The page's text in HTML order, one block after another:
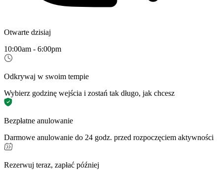
Otwarte dzisiaj
10:00am - 6:00pm
Odkrywaj w swoim tempie
Wybierz godzinę wejścia i zostań tak długo, jak chcesz
Bezpłatne anulowanie
Darmowe anulowanie do 24 godz. przed rozpoczęciem aktywności
Rezerwuj teraz, zapłać później